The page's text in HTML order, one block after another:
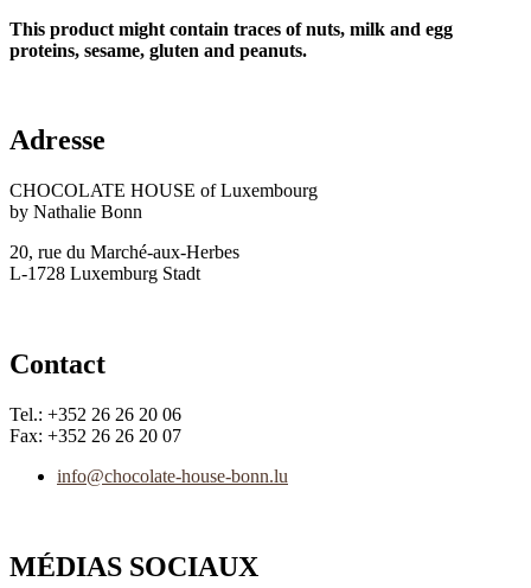
This product might contain traces of nuts, milk and egg
proteins, sesame, gluten and peanuts.
Adresse
CHOCOLATE HOUSE of Luxembourg
by Nathalie Bonn
20, rue du Marché-aux-Herbes
L-1728 Luxemburg Stadt
Contact
Tel.: +352 26 26 20 06
Fax: +352 26 26 20 07
info@chocolate-house-bonn.lu
MÉDIAS SOCIAUX